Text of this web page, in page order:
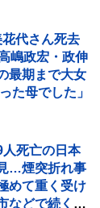
花代さん死去
嶋政宏・政伸
最期まで大女
た母でした」
人死亡の日本
…煙突折れ事
めて重く受け
などで続く断